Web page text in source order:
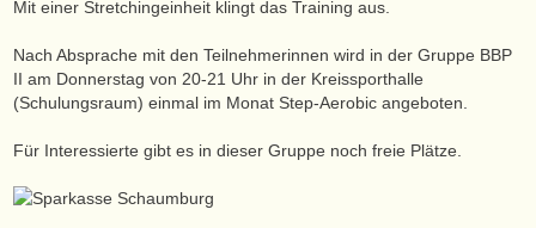
Mit einer Stretchingeinheit klingt das Training aus.
Nach Absprache mit den Teilnehmerinnen wird in der Gruppe BBP
II am Donnerstag von 20-21 Uhr in der Kreissporthalle
(Schulungsraum) einmal im Monat Step-Aerobic angeboten.
Für Interessierte gibt es in dieser Gruppe noch freie Plätze.